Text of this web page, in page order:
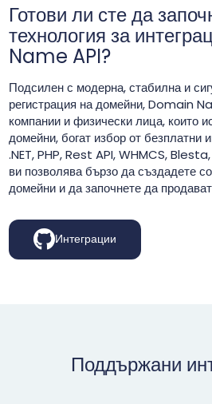
Готови ли сте да
технология за
Name API?
Подсилен с модерна, стабилна и
регистрация на домейни, Domain
компании и физически лица, които
домейни, богат избор от безплатни
.NET, PHP, Rest API, WHMCS,
ви позволява бързо да създадете
домейни и да започнете да
Интеграции
Поддържани